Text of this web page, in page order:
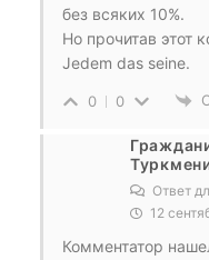
без всяких 10%.
Но прочитав этот
Jedem das seine.
0 0
Ответ
12
Комментатор